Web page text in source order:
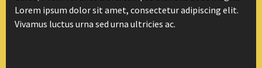
Lorem ipsum dolor sit amet, consectetur adipiscing elit.
Vivamus luctus urna sed urna ultricies ac.